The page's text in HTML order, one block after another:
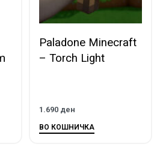
Paladone Minecraft
– Torch Light
1.690 ден
ВО КОШНИЧКА